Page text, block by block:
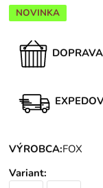
NOVINKA
VÝROBCA:FOX
Variant: